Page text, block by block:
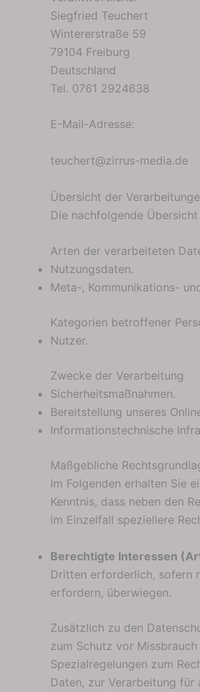
Siegfried Teuchert
Wintererstraße 59
79104 Freiburg
Deutschland
Tel. 0761 2924638
E-Mail-Adresse:
teuchert@zirrus-media.de
Übersicht der
Die nachfolgende
Arten der verarbeiteten
Nutzungsdaten.
Meta-, Kommunikations-
Kategorien betroffener
Nutzer.
Zwecke der Verarbeitung
Sicherheitsmaßnahmen.
Bereitstellung unseres
Informationstechnische
Maßgebliche
Im Folgenden erhalten Sie
Kenntnis, dass neben den
im Einzelfall speziellere
Berechtigte Interessen
Dritten erforderlich, sofern
erfordern, überwiegen.
Zusätzlich zu den
zum Schutz vor
Spezialregelungen zum
Daten, zur Verarbeitung